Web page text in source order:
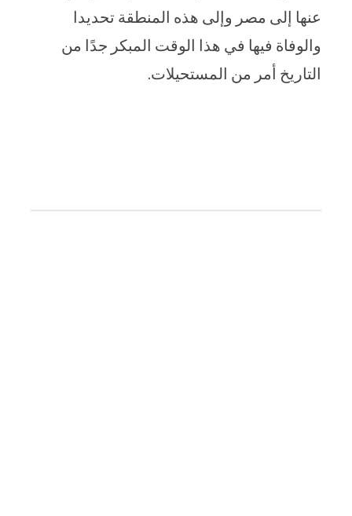
عنها إلى مصر وإلى هذه المنطقة تحديدا
والوفاة فيها في هذا الوقت المبكر جدًا من
التاريخ أمر من المستحيلات.